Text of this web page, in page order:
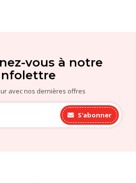
vous à notre
avec nos dernières offres
S'abonner